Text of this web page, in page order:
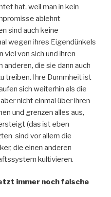
hat, weil man in kein
ablehnt
sind auch keine
wegen ihres Eigendünkels
viel von sich und ihren
die sie dann auch
treiben. Ihre Dummheit ist
sich weiterhin als die
nicht einmal über ihren
und grenzen alles aus,
(das ist eben
sind vor allem die
die einen anderen
kultivieren.
immer noch falsche